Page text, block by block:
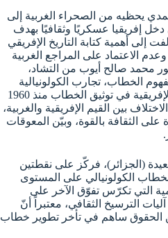
يحظيه من الصحراء الغربية إلى
إفريقيا عسكريًا وثقافيًا بهدف
إلى أهمية كتابة التاريخ الإفريقي
الاعتماد على المراجع الغربية
محمد صالح أيوب من التشاد،
الخطاب، تجارب الكولونيالية
الفرنكوفونية، والأعمال العلمية الإفريقية في توثيق الخطاب منذ 1960
بين القيم الإفريقية والغربية،
الثقافة بالقوة، وبيّن المعوقات
(الجزائر)، فركّز على نقطتين
الكولونيالي على المستوى
التي تكرّس تفوّق الآخر على
الترسيخ الثقافي، معتبراً أنّ
الحقوق ساهم في تأخر تطوير خطاب